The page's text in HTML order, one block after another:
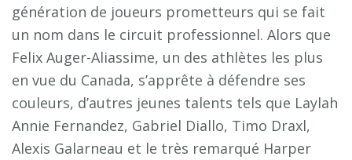
génération de joueurs prometteurs qui se fait
un nom dans le circuit professionnel. Alors que
Felix Auger-Aliassime, un des athlètes les plus
en vue du Canada, s’apprête à défendre ses
couleurs, d’autres jeunes talents tels que Laylah
Annie Fernandez, Gabriel Diallo, Timo Draxl,
Alexis Galarneau et le très remarqué Harper